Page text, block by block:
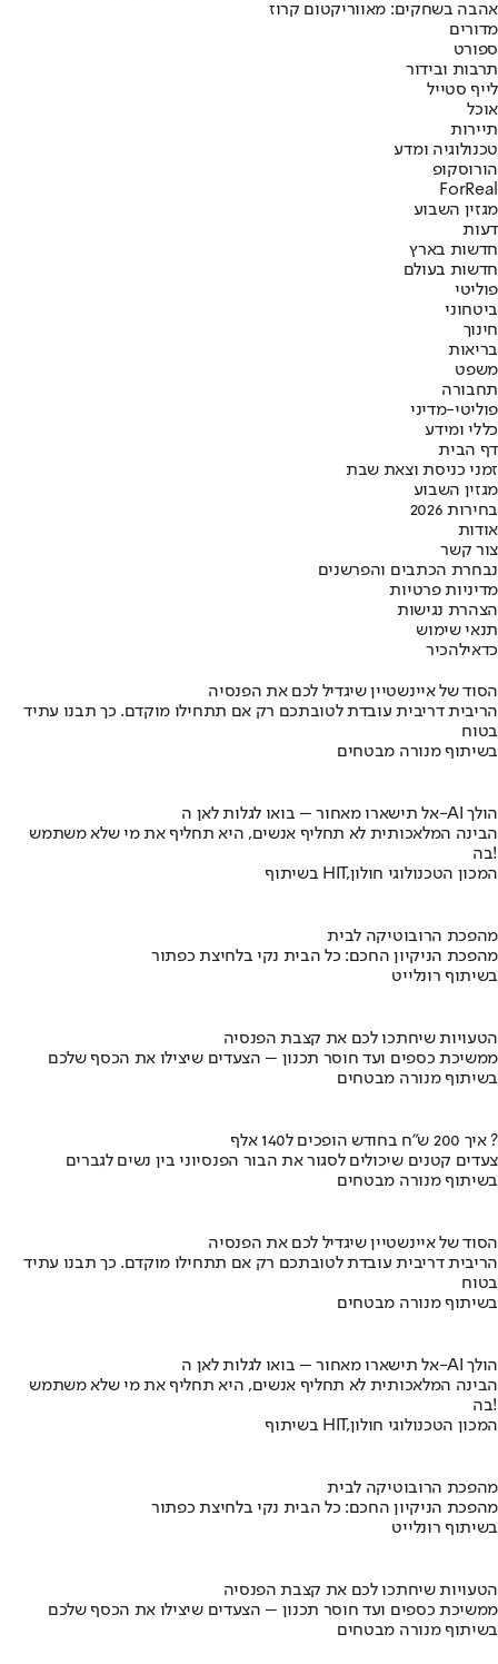
אהבה בשחקים: מאווריקטום קרוז
מדורים
ספורט
תרבות ובידור
לייף סטייל
אוכל
תיירות
טכנולוגיה ומדע
הורוסקופ
ForReal
מגזין השבוע
דעות
חדשות בארץ
חדשות בעולם
פוליטי
ביטחוני
חינוך
בריאות
משפט
תחבורה
פוליטי-מדיני
כללי ומידע
דף הבית
זמני כניסת וצאת שבת
מגזין השבוע
בחירות 2026
אודות
צור קשר
נבחרת הכתבים והפרשנים
מדיניות פרטיות
הצהרת נגישות
תנאי שימוש
כדאילהכיר
הסוד של איינשטיין שיגדיל לכם את הפנסיה
הריבית דריבית עובדת לטובתכם רק אם תתחילו מוקדם. כך תבנו עתיד
בטוח
בשיתוף מנורה מבטחים
אל תישארו מאחור – בואו לגלות לאן ה-AI הולך
הבינה המלאכותית לא תחליף אנשים, היא תחליף את מי שלא משתמש
בה!
בשיתוף HIT,המכון הטכנולוגי חולון
מהפכת הרובוטיקה לבית
מהפכת הניקיון החכם: כל הבית נקי בלחיצת כפתור
בשיתוף רונלייט
הטעויות שיחתכו לכם את קצבת הפנסיה
ממשיכת כספים ועד חוסר תכנון – הצעדים שיצילו את הכסף שלכם
בשיתוף מנורה מבטחים
איך 200 ש"ח בחודש הופכים ל140 אלף ?
צעדים קטנים שיכולים לסגור את הבור הפנסיוני בין נשים לגברים
בשיתוף מנורה מבטחים
הסוד של איינשטיין שיגדיל לכם את הפנסיה
הריבית דריבית עובדת לטובתכם רק אם תתחילו מוקדם. כך תבנו עתיד
בטוח
בשיתוף מנורה מבטחים
אל תישארו מאחור – בואו לגלות לאן ה-AI הולך
הבינה המלאכותית לא תחליף אנשים, היא תחליף את מי שלא משתמש
בה!
בשיתוף HIT,המכון הטכנולוגי חולון
מהפכת הרובוטיקה לבית
מהפכת הניקיון החכם: כל הבית נקי בלחיצת כפתור
בשיתוף רונלייט
הטעויות שיחתכו לכם את קצבת הפנסיה
ממשיכת כספים ועד חוסר תכנון – הצעדים שיצילו את הכסף שלכם
בשיתוף מנורה מבטחים